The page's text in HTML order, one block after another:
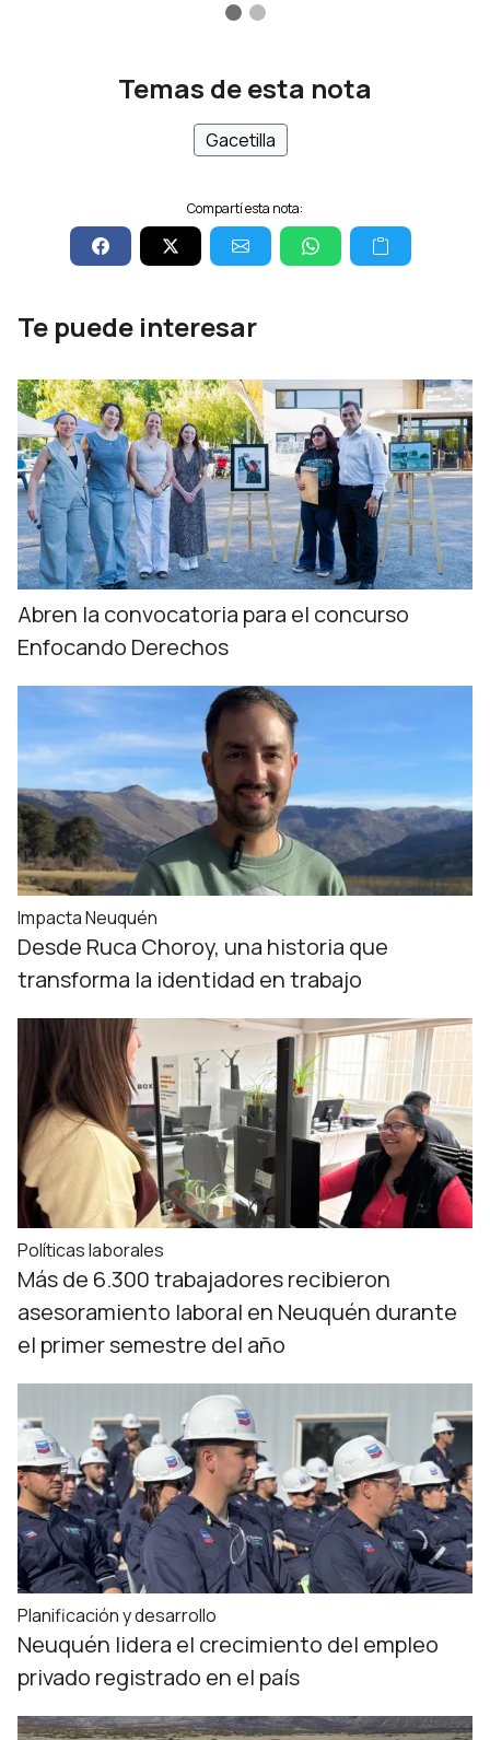
Temas de esta nota
Gacetilla
Compartí esta nota:
Te puede interesar
Abren la convocatoria para el concurso
Enfocando Derechos
Impacta Neuquén
Desde Ruca Choroy, una historia que
transforma la identidad en trabajo
Políticas laborales
Más de 6.300 trabajadores recibieron
asesoramiento laboral en Neuquén durante
el primer semestre del año
Planificación y desarrollo
Neuquén lidera el crecimiento del empleo
privado registrado en el país